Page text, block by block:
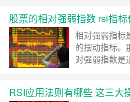
股票的相对强弱指数 rsi指
相对强弱指标
的摆动指标。
对强弱指数是
RSI应用法则有哪些 这三大